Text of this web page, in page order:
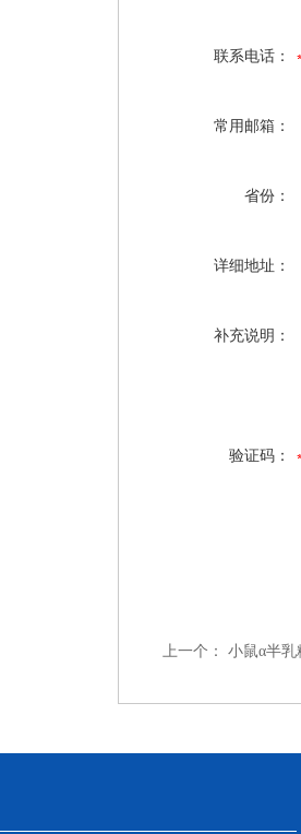
联系电话：
常用邮箱：
省份：
详细地址：
补充说明：
验证码：
上一个： 小鼠α半乳